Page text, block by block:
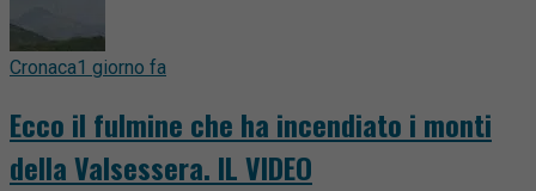
Cronaca1 giorno fa
Ecco il fulmine che ha incendiato i monti
della Valsessera. IL VIDEO